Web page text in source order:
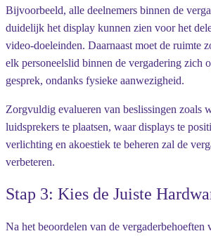
Bijvoorbeeld, alle deelnemers binnen de
duidelijk het display kunnen zien voor het
video-doeleinden. Daarnaast moet de ruimte
elk personeelslid binnen de vergadering zich
gesprek, ondanks fysieke aanwezigheid.
Zorgvuldig evalueren van beslissingen zoals
luidsprekers te plaatsen, waar displays te
verlichting en akoestiek te beheren zal de
verbeteren.
Stap 3: Kies de Juiste
Na het beoordelen van de vergaderbehoeften